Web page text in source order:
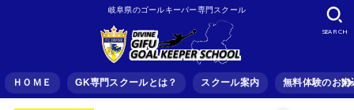
岐阜県のゴールキーパー専門スクール
ＨＯＭＥ GK専門スクールとは？ スクール案内 無料体験のお申
SEARCH